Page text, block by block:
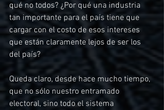
qué no todos? ¿Por qué una industria
tan importante para el país tiene que
cargar con el costo de esos intereses
que están claramente lejos de ser los
del país?
Queda claro, desde hace mucho tiempo,
que no sólo nuestro entramado
electoral, sino todo el sistema